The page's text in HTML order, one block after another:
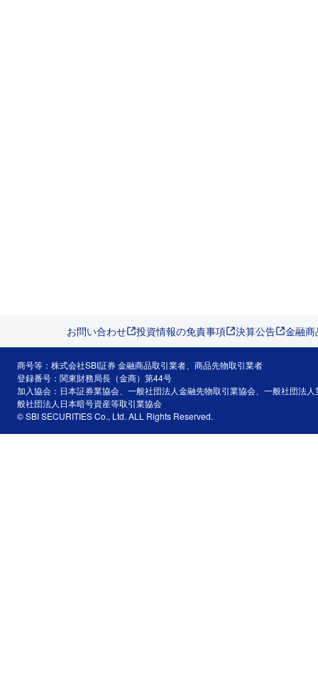
お問い合わせ 投資情報の免責事項 決算公告 金融
商号等：株式会社SBI証券 金融商品取引業者、商品先物取引業者
登録番号：関東財務局長（金商）第44号
加入協会：日本証券業協会、一般社団法人金融先物取引業協会、一般社団法
般社団法人日本暗号資産等取引業協会
© SBI SECURITIES Co., Ltd. ALL Rights Reserved.